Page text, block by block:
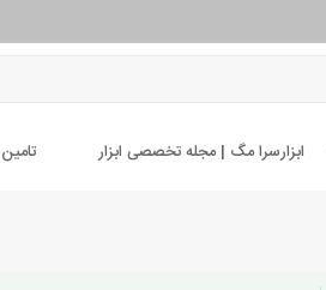
ابزارسرا مگ | مجله تخصصی ابزار